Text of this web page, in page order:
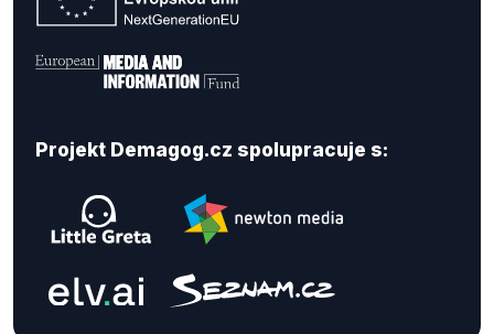
Projekt Demagog.cz spolupracuje s: